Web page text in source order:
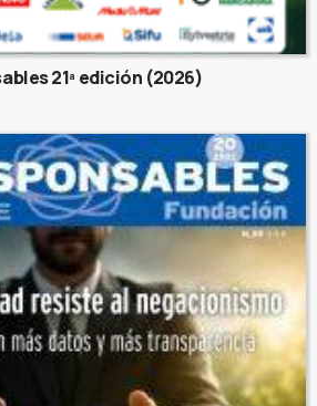
21ª edición (2026)